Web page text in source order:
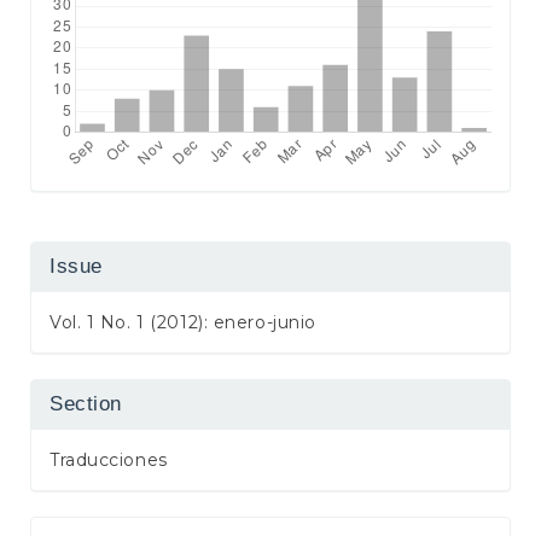
Issue
Vol. 1 No. 1 (2012): enero-junio
Section
Traducciones